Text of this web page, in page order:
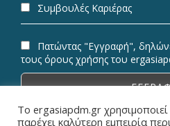
Συμβουλές Καριέρας
Πατώντας "Εγγραφή",
τους όρους χρήσης του
Το ergasiapdm.gr
παρέχει καλύτερη εμπειρία